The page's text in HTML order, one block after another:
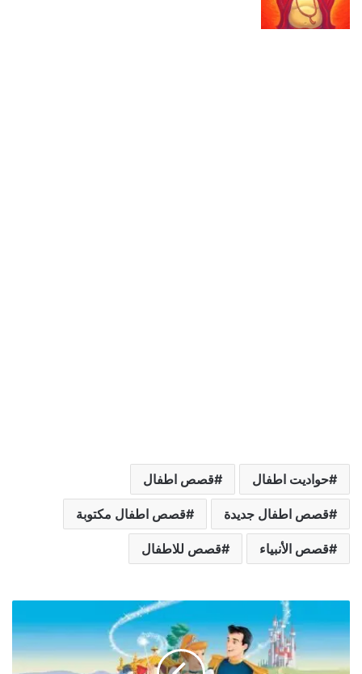
حواديت اطفال قصص اطفال
قصص اطفال جديدة قصص اطفال مكتوبة
قصص الأنبياء قصص للاطفال